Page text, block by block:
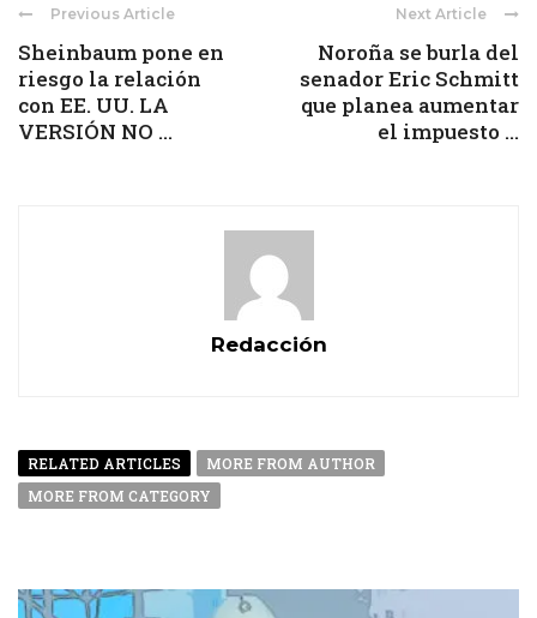
Previous Article
Sheinbaum pone en
riesgo la relación
con EE. UU. LA
VERSIÓN NO ...
Next Article
Noroña se burla del
senador Eric Schmitt
que planea aumentar
el impuesto ...
Redacción
RELATED ARTICLES
MORE FROM AUTHOR
MORE FROM CATEGORY